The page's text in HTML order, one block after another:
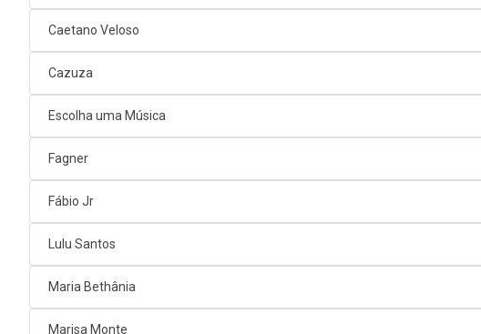
Caetano Veloso
Cazuza
Escolha uma Música
Fagner
Fábio Jr
Lulu Santos
Maria Bethânia
Marisa Monte